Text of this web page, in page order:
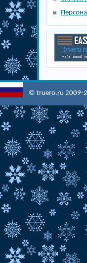
© truero.ru 2009-